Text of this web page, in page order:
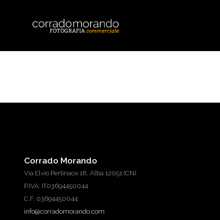
Corrado Morando
Via Elvio Pertinace 18, Alba 12051 (CN)
P.IVA: IT03694450044
C.F. 03694450044
info@corradomorando.com